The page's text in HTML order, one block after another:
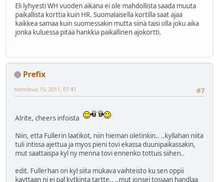
Eli lyhyesti WH vuoden aikana ei ole mahdollista saada muuta
paikallista korttia kuin HR. Suomalaisella kortilla saat ajaa
kaikkea samaa kuin suomessakin mutta siinä taisi olla joku aika
jonka kuluessa pitää hankkia paikallinen ajokortti.
Prefix
#7
helmikuu 15, 2011, 07:41
Alrite, cheers infoista
Niin, etta Fullerin laatikot, niin hieman oletinkin.. ..kyllahan niita
tuli intissa ajettua ja myos pieni tovi ekassa duunipaikassakin,
mut saattaispa kyl ny menna tovi ennenko tottuis siihen..
edit. Fullerhan on kyl siita mukava vaihteisto ku sen oppii
kayttaan ni ei pal kytkinta tartte.. ..mut jonsei tosiaan handlaa